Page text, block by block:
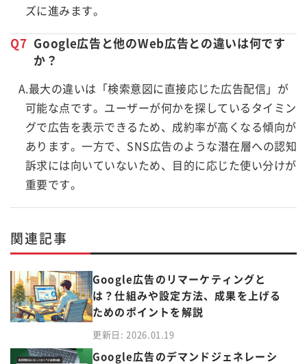
ズに進みます。
Q7 Google広告と他のWeb広告との違いは何です
か？
A.最大の違いは「検索意図に直接応じた広告配信」が
可能な点です。ユーザーが何かを探しているタイミン
グで広告を表示できるため、成約率が高くなる傾向が
あります。一方で、SNS広告のような潜在層への認知
訴求には向いていないため、目的に応じた使い分けが
重要です。
関連記事
Google広告のリマーケティングと
は？仕組みや設定方法、成果を上げる
ためのポイントを解説
更新日: 2026.01.19
Google広告のデマンドジェネレーシ